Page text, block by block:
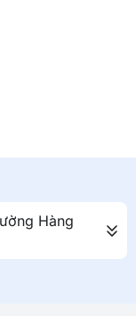
Hàng